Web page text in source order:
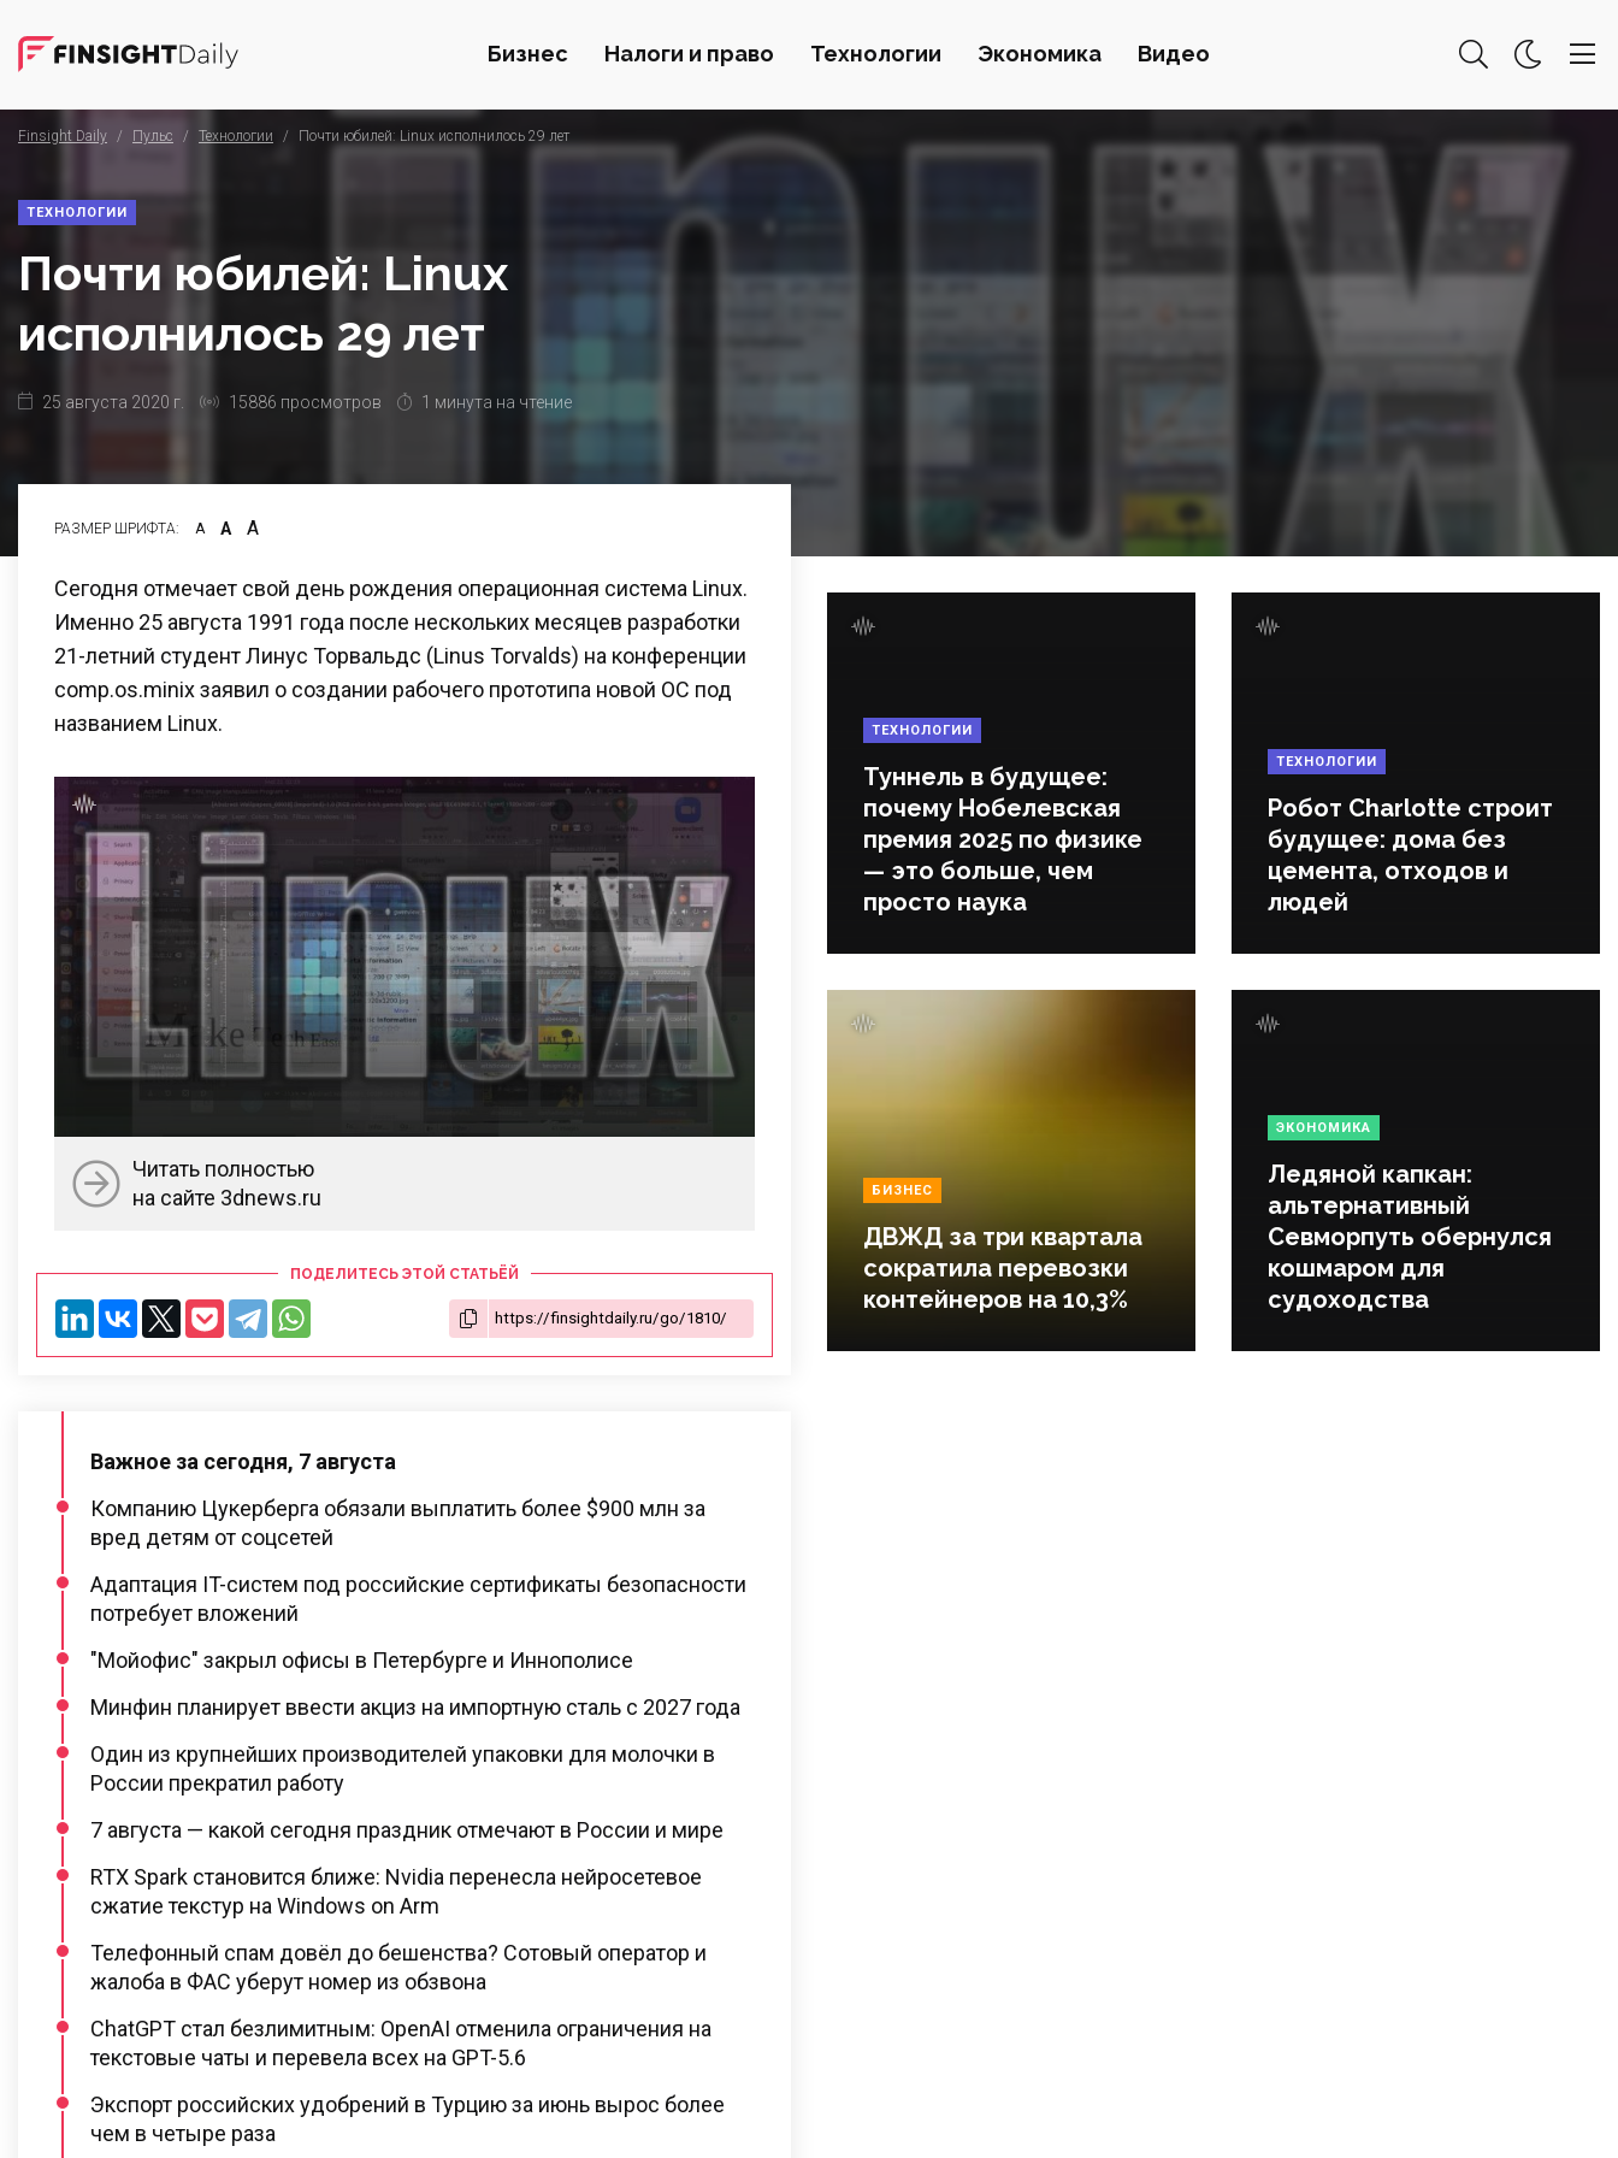
Бизнес Налоги и право Технологии Экономика Видео
Finsight Daily / Пульс / Технологии / Почти юбилей: Linux исполнилось 29 лет
ТЕХНОЛОГИИ
Почти юбилей: Linux
исполнилось 29 лет
25 августа 2020 г. 15886 просмотров 1 минута на чтение
РАЗМЕР ШРИФТА: А А А
Сегодня отмечает свой день рождения операционная система Linux.
Именно 25 августа 1991 года после нескольких месяцев разработки
21-летний студент Линус Торвальдс (Linus Torvalds) на конференции
comp.os.minix заявил о создании рабочего прототипа новой ОС под
названием Linux.
Читать полностью
на сайте 3dnews.ru
ПОДЕЛИТЕСЬ ЭТОЙ СТАТЬЁЙ
Важное за сегодня, 7 августа
Компанию Цукерберга обязали выплатить более $900 млн за
вред детям от соцсетей
Адаптация IT-систем под российские сертификаты безопасности
потребует вложений
"Мойофис" закрыл офисы в Петербурге и Иннополисе
Минфин планирует ввести акциз на импортную сталь с 2027 года
Один из крупнейших производителей упаковки для молочки в
России прекратил работу
7 августа — какой сегодня праздник отмечают в России и мире
RTX Spark становится ближе: Nvidia перенесла нейросетевое
сжатие текстур на Windows on Arm
Телефонный спам довёл до бешенства? Сотовый оператор и
жалоба в ФАС уберут номер из обзвона
ChatGPT стал безлимитным: OpenAI отменила ограничения на
текстовые чаты и перевела всех на GPT-5.6
Экспорт российских удобрений в Турцию за июнь вырос более
чем в четыре раза
ТЕХНОЛОГИИ
Туннель в будущее:
почему Нобелевская
премия 2025 по физике
— это больше, чем
просто наука
ТЕХНОЛОГИИ
Робот Charlotte строит
будущее: дома без
цемента, отходов и
людей
БИЗНЕС
ДВЖД за три квартала
сократила перевозки
контейнеров на 10,3%
ЭКОНОМИКА
Ледяной капкан:
альтернативный
Севморпуть обернулся
кошмаром для
судоходства